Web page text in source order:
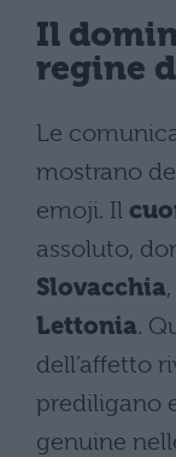
Il
regine
Le
mostrano
emoji. Il
assoluto,
Slovacchia,
Lettonia.
dell’affetto
prediligano
genuine